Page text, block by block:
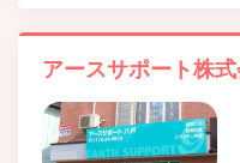
アースサポート株